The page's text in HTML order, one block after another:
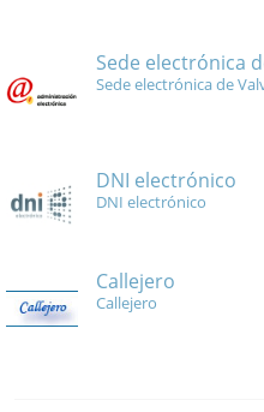
Sede electrónica
Sede electrónica de
DNI electrónico
DNI electrónico
Callejero
Callejero